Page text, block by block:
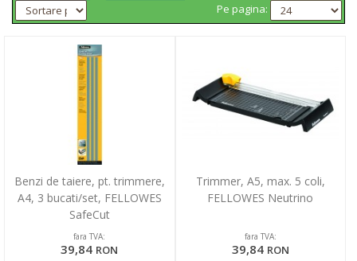
Pe pagina:
Benzi de taiere, pt. trimmere,
A4, 3 bucati/set, FELLOWES
SafeCut
fara TVA:
39,84 RON
Trimmer, A5, max. 5 coli,
FELLOWES Neutrino
fara TVA:
39,84 RON